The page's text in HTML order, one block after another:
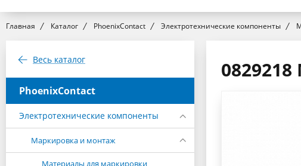
Главная Каталог PhoenixContact Электротехнические компоненты
Весь каталог
PhoenixContact
Электротехнические компоненты
Маркировка и монтаж
Материалы для маркировки